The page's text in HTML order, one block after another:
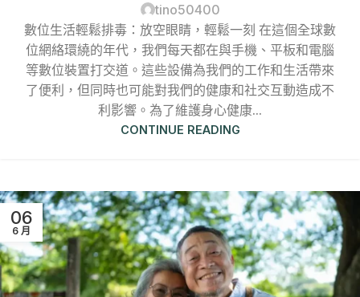
tino50400
數位生活輕鬆排毒：放空眼睛，輕鬆一刻 在這個全球數
位網絡環繞的年代，我們每天都在與手機、平板和電腦
等數位裝置打交道。這些設備為我們的工作和生活帶來
了便利，但同時也可能對我們的健康和社交互動造成不
利影響。為了維護身心健康...
CONTINUE READING
06
6 月